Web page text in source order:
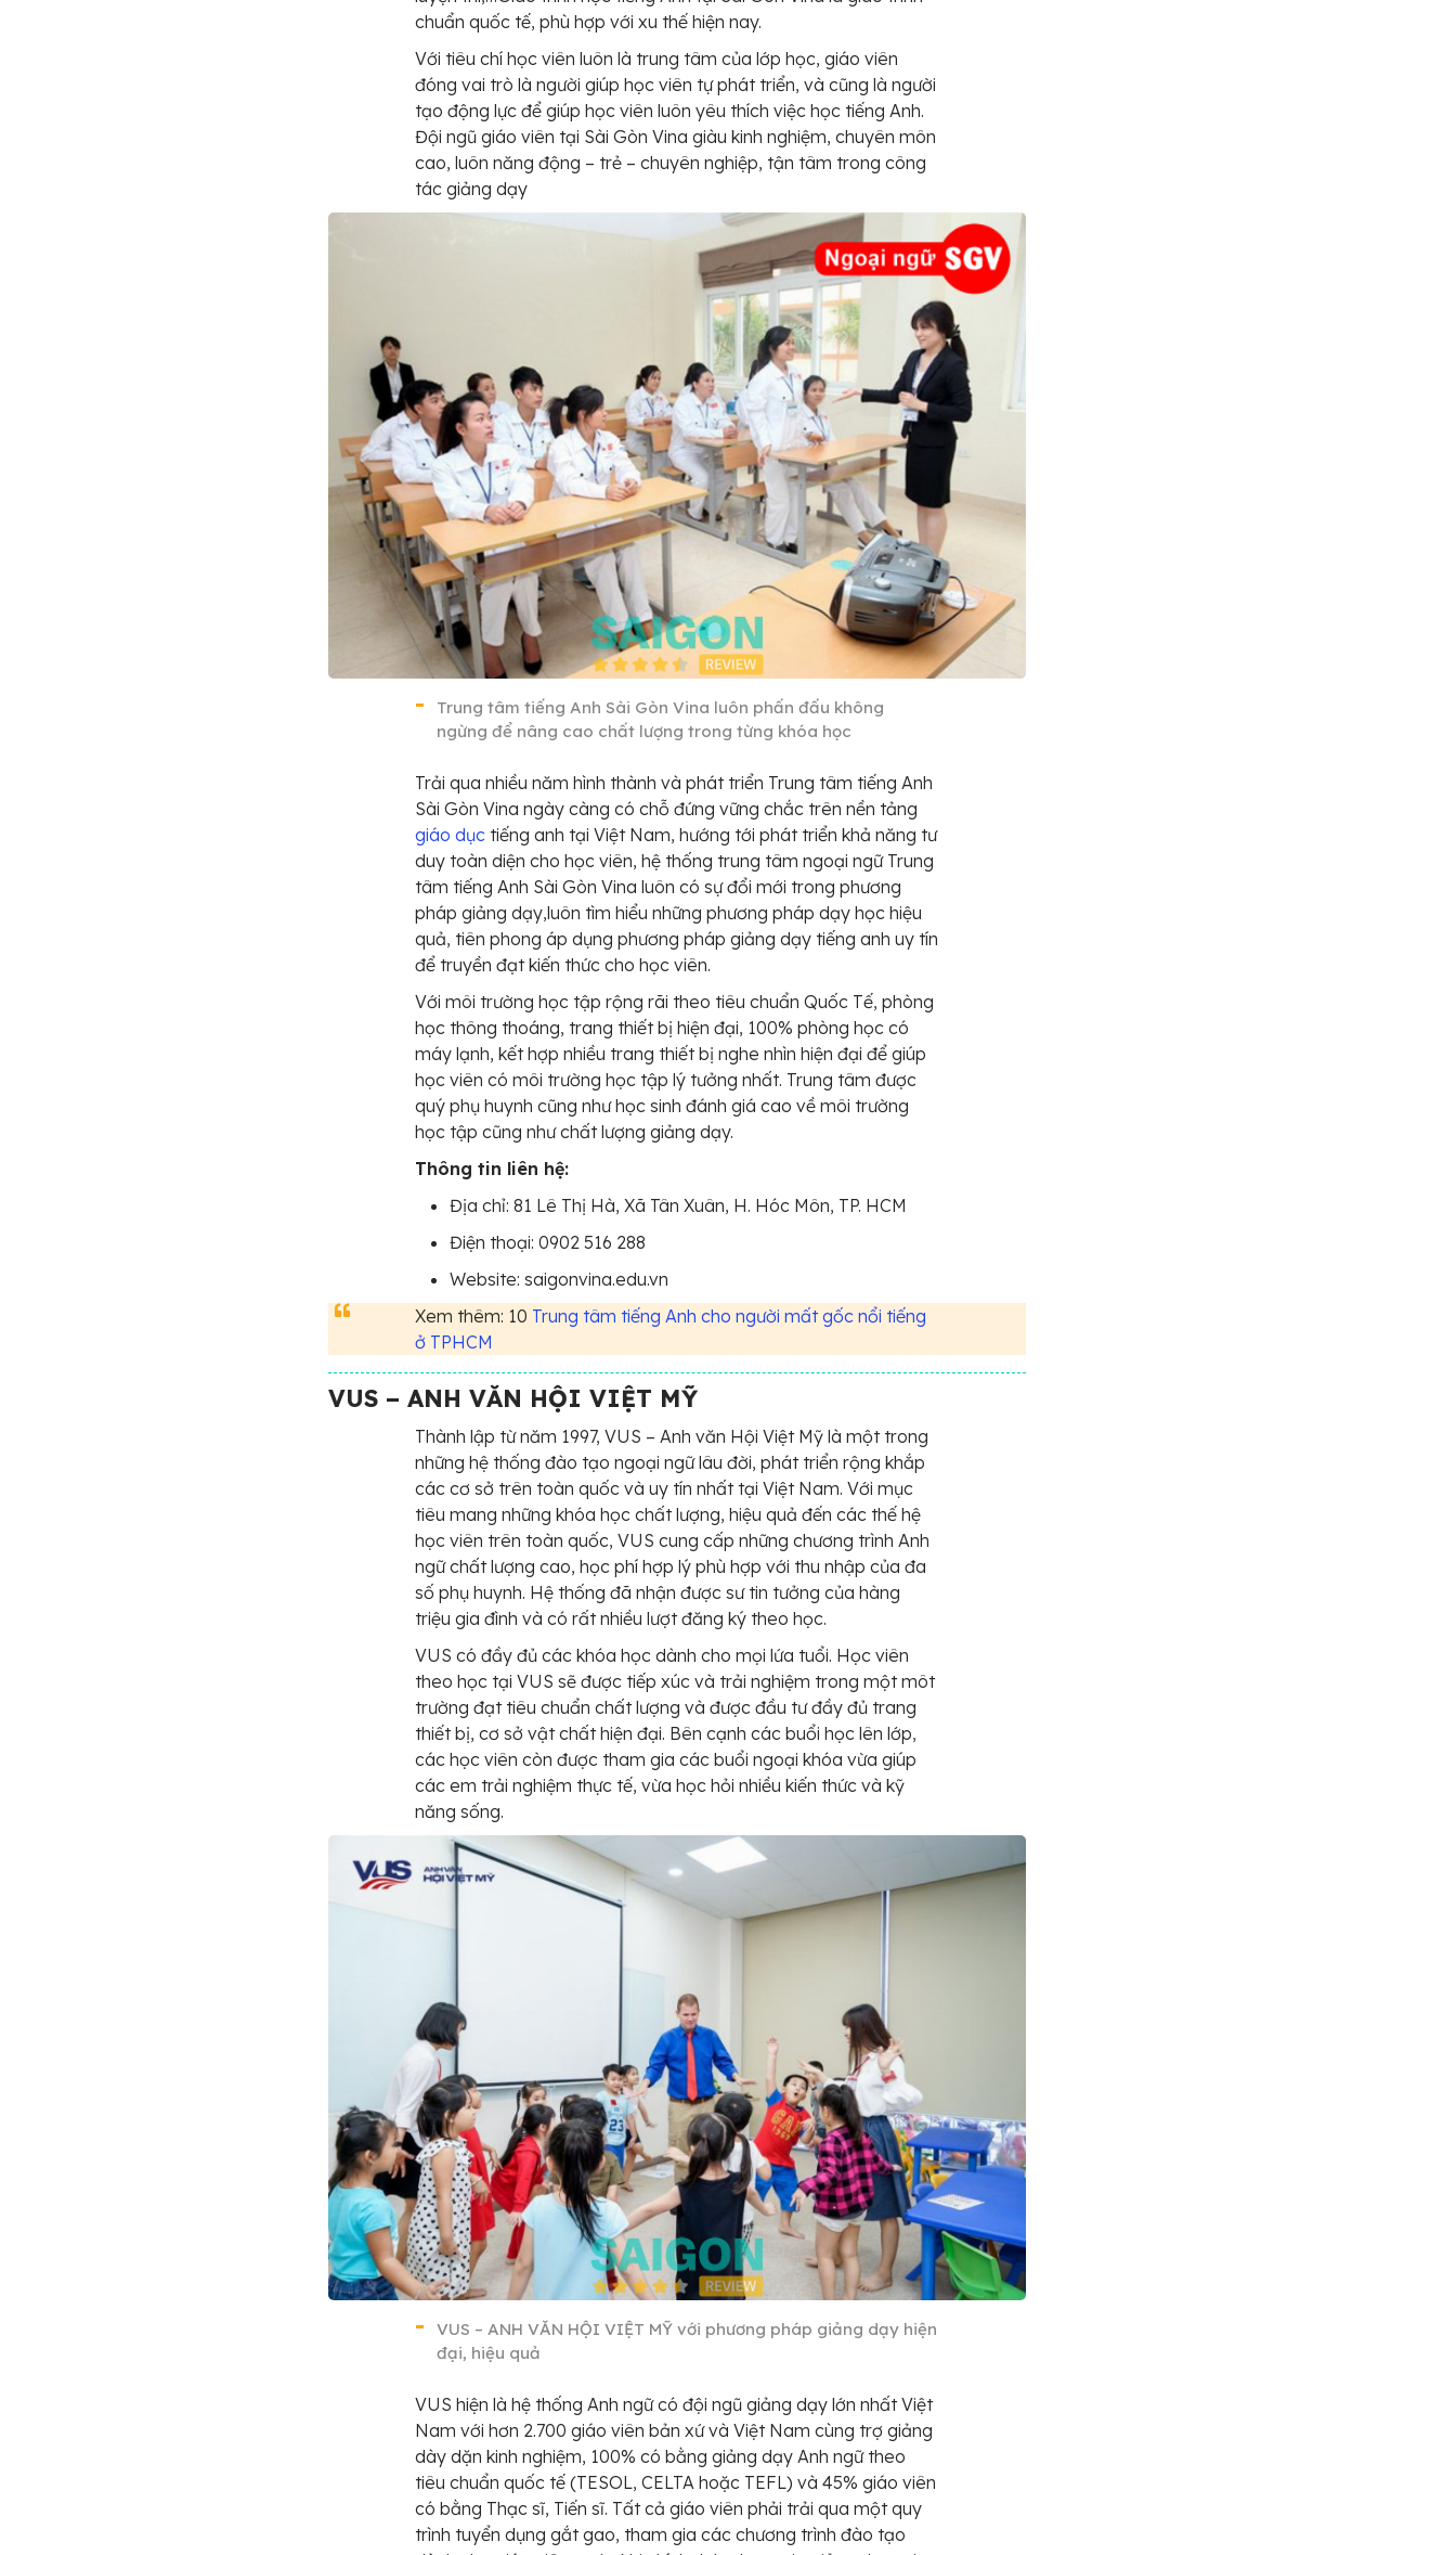
chuẩn quốc tế, phù hợp với xu thế hiện nay.
Với tiêu chí học viên luôn là trung tâm của lớp học, giáo viên
đóng vai trò là người giúp học viên tự phát triển, và cũng là người
tạo động lực để giúp học viên luôn yêu thích việc học tiếng Anh.
Đội ngũ giáo viên tại Sài Gòn Vina giàu kinh nghiệm, chuyên môn
cao, luôn năng động – trẻ – chuyên nghiệp, tận tâm trong công
tác giảng dạy
Trung tâm tiếng Anh Sài Gòn Vina luôn phấn đấu không
ngừng để nâng cao chất lượng trong từng khóa học
Trải qua nhiều năm hình thành và phát triển Trung tâm tiếng Anh
Sài Gòn Vina ngày càng có chỗ đứng vững chắc trên nền tảng
giáo dục tiếng anh tại Việt Nam, hướng tới phát triển khả năng tư
duy toàn diện cho học viên, hệ thống trung tâm ngoại ngữ Trung
tâm tiếng Anh Sài Gòn Vina luôn có sự đổi mới trong phương
pháp giảng dạy,luôn tìm hiểu những phương pháp dạy học hiệu
quả, tiên phong áp dụng phương pháp giảng dạy tiếng anh uy tín
để truyền đạt kiến thức cho học viên.
Với môi trường học tập rộng rãi theo tiêu chuẩn Quốc Tế, phòng
học thông thoáng, trang thiết bị hiện đại, 100% phòng học có
máy lạnh, kết hợp nhiều trang thiết bị nghe nhìn hiện đại để giúp
học viên có môi trường học tập lý tưởng nhất. Trung tâm được
quý phụ huynh cũng như học sinh đánh giá cao về môi trường
học tập cũng như chất lượng giảng dạy.
Thông tin liên hệ:
Địa chỉ: 81 Lê Thị Hà, Xã Tân Xuân, H. Hóc Môn, TP. HCM
Điện thoại: 0902 516 288
Website: saigonvina.edu.vn
Xem thêm: 10 Trung tâm tiếng Anh cho người mất gốc nổi tiếng
ở TPHCM
VUS – ANH VĂN HỘI VIỆT MỸ
Thành lập từ năm 1997, VUS – Anh văn Hội Việt Mỹ là một trong
những hệ thống đào tạo ngoại ngữ lâu đời, phát triển rộng khắp
các cơ sở trên toàn quốc và uy tín nhất tại Việt Nam. Với mục
tiêu mang những khóa học chất lượng, hiệu quả đến các thế hệ
học viên trên toàn quốc, VUS cung cấp những chương trình Anh
ngữ chất lượng cao, học phí hợp lý phù hợp với thu nhập của đa
số phụ huynh. Hệ thống đã nhận được sư tin tưởng của hàng
triệu gia đình và có rất nhiều lượt đăng ký theo học.
VUS có đầy đủ các khóa học dành cho mọi lứa tuổi. Học viên
theo học tại VUS sẽ được tiếp xúc và trải nghiệm trong một môt
trường đạt tiêu chuẩn chất lượng và được đầu tư đầy đủ trang
thiết bị, cơ sở vật chất hiện đại. Bên cạnh các buổi học lên lớp,
các học viên còn được tham gia các buổi ngoại khóa vừa giúp
các em trải nghiệm thực tế, vừa học hỏi nhiều kiến thức và kỹ
năng sống.
VUS – ANH VĂN HỘI VIỆT MỸ với phương pháp giảng dạy hiện
đại, hiệu quả
VUS hiện là hệ thống Anh ngữ có đội ngũ giảng dạy lớn nhất Việt
Nam với hơn 2.700 giáo viên bản xứ và Việt Nam cùng trợ giảng
dày dặn kinh nghiệm, 100% có bằng giảng dạy Anh ngữ theo
tiêu chuẩn quốc tế (TESOL, CELTA hoặc TEFL) và 45% giáo viên
có bằng Thạc sĩ, Tiến sĩ. Tất cả giáo viên phải trải qua một quy
trình tuyển dụng gắt gao, tham gia các chương trình đào tạo